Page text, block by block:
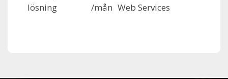
lösning
/mån Web Services